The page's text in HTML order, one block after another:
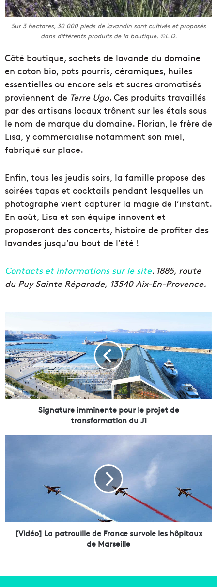
Sur 3 hectares, 30 000 pieds de lavandin sont cultivés et proposés
dans différents produits de la boutique. ©L.D.
Côté boutique, sachets de lavande du domaine
en coton bio, pots pourris, céramiques, huiles
essentielles ou encore sels et sucres aromatisés
proviennent de Terre Ugo. Ces produits travaillés
par des artisans locaux trônent sur les étals sous
le nom de marque du domaine. Florian, le frère de
Lisa, y commercialise notamment son miel,
fabriqué sur place.
Enfin, tous les jeudis soirs, la famille propose des
soirées tapas et cocktails pendant lesquelles un
photographe vient capturer la magie de l’instant.
En août, Lisa et son équipe innovent et
proposeront des concerts, histoire de profiter des
lavandes jusqu’au bout de l’été !
Contacts et informations sur le site. 1885, route
du Puy Sainte Réparade, 13540 Aix-En-Provence.
i
g
n
a
t
u
r
e
u
Signature imminente pour le projet de
transformation du J1
a
[Vidéo] La patrouille de France survole les hôpitaux
de Marseille